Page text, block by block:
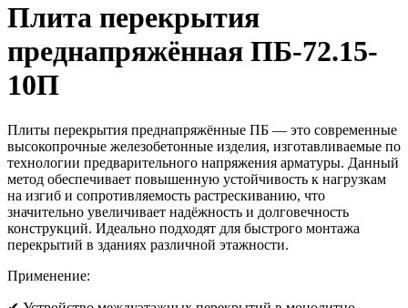
Плита перекрытия
преднапряжённая ПБ-72.15-
10П
Плиты перекрытия преднапряжённые ПБ — это современные
высокопрочные железобетонные изделия, изготавливаемые по
технологии предварительного напряжения арматуры. Данный
метод обеспечивает повышенную устойчивость к нагрузкам
на изгиб и сопротивляемость растрескиванию, что
значительно увеличивает надёжность и долговечность
конструкций. Идеально подходят для быстрого монтажа
перекрытий в зданиях различной этажности.
Применение: